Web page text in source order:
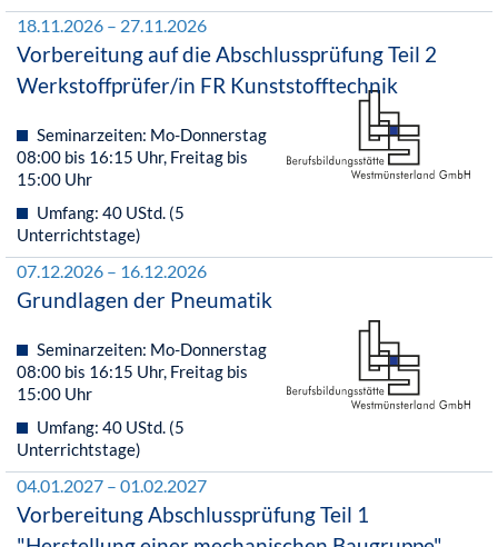
18.11.2026 – 27.11.2026
Vorbereitung auf die Abschlussprüfung Teil 2
Werkstoffprüfer/in FR Kunststofftechnik
Seminarzeiten: Mo-Donnerstag
08:00 bis 16:15 Uhr, Freitag bis
15:00 Uhr
Umfang: 40 UStd. (5
Unterrichtstage)
07.12.2026 – 16.12.2026
Grundlagen der Pneumatik
Seminarzeiten: Mo-Donnerstag
08:00 bis 16:15 Uhr, Freitag bis
15:00 Uhr
Umfang: 40 UStd. (5
Unterrichtstage)
04.01.2027 – 01.02.2027
Vorbereitung Abschlussprüfung Teil 1